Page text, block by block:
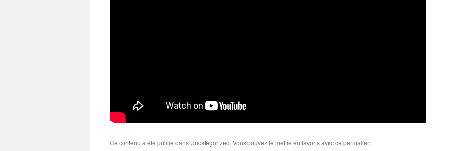
Ce contenu a été publié dans Uncategorized. Vous pouvez le mettre en favoris avecce permalien.